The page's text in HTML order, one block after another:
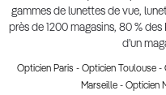
Soldes Ete 2025
Produit lentilles
Lunettes Versace
gammes de lunettes de vue,
près de 1200 magasins, 80 %
d’un
Opticien Paris - Opticien Toulouse-
Marseille - Opticien